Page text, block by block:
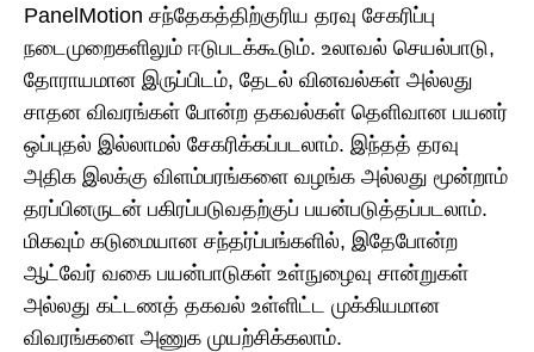
PanelMotion சந்தேகத்திற்குரிய தரவு சேகரிப்பு
நடைமுறைகளிலும் ஈடுபடக்கூடும். உலாவல் செயல்பாடு,
தோராயமான இருப்பிடம், தேடல் வினவல்கள் அல்லது
சாதன விவரங்கள் போன்ற தகவல்கள் தெளிவான பயனர்
ஒப்புதல் இல்லாமல் சேகரிக்கப்படலாம். இந்தத் தரவு
அதிக இலக்கு விளம்பரங்களை வழங்க அல்லது மூன்றாம்
தரப்பினருடன் பகிரப்படுவதற்குப் பயன்படுத்தப்படலாம்.
மிகவும் கடுமையான சந்தர்ப்பங்களில், இதேபோன்ற
ஆட்வேர் வகை பயன்பாடுகள் உள்நுழைவு சான்றுகள்
அல்லது கட்டணத் தகவல் உள்ளிட்ட முக்கியமான
விவரங்களை அணுக முயற்சிக்கலாம்.